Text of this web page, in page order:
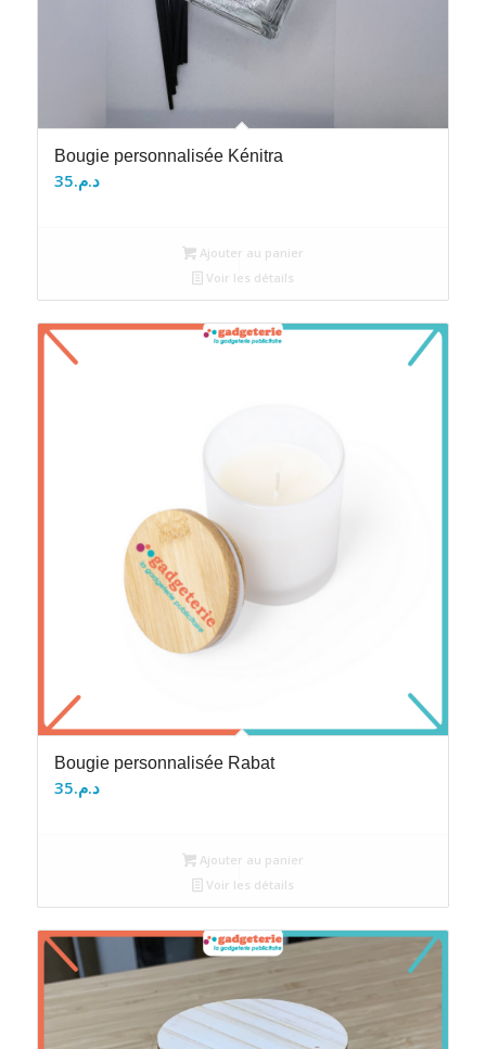
Bougie personnalisée Kénitra
د.م.35
Ajouter au panier
Voir les détails
Bougie personnalisée Rabat
د.م.35
Ajouter au panier
Voir les détails